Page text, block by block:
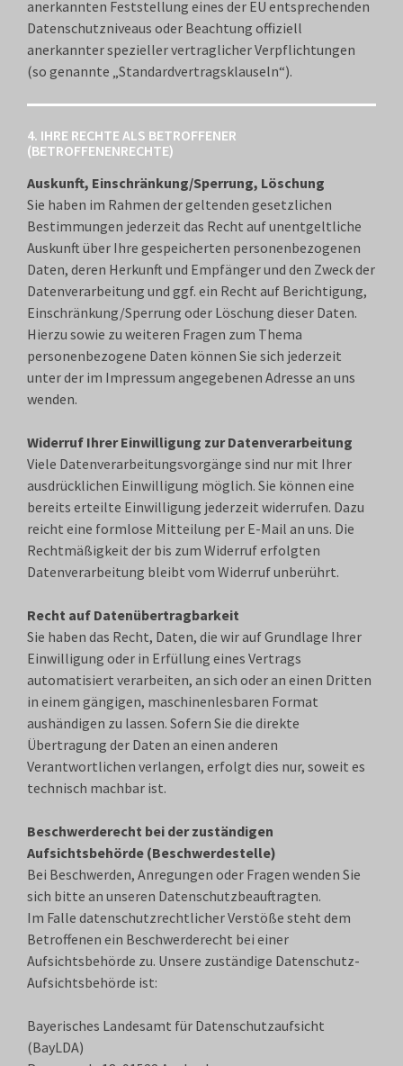
anerkannten Feststellung eines der EU entsprechenden
Datenschutzniveaus oder Beachtung offiziell
anerkannter spezieller vertraglicher Verpflichtungen
(so genannte „Standardvertragsklauseln“).
4. IHRE RECHTE ALS BETROFFENER
(BETROFFENENRECHTE)
Auskunft, Einschränkung/Sperrung, Löschung
Sie haben im Rahmen der geltenden gesetzlichen
Bestimmungen jederzeit das Recht auf unentgeltliche
Auskunft über Ihre gespeicherten personenbezogenen
Daten, deren Herkunft und Empfänger und den Zweck der
Datenverarbeitung und ggf. ein Recht auf Berichtigung,
Einschränkung/Sperrung oder Löschung dieser Daten.
Hierzu sowie zu weiteren Fragen zum Thema
personenbezogene Daten können Sie sich jederzeit
unter der im Impressum angegebenen Adresse an uns
wenden.
Widerruf Ihrer Einwilligung zur Datenverarbeitung
Viele Datenverarbeitungsvorgänge sind nur mit Ihrer
ausdrücklichen Einwilligung möglich. Sie können eine
bereits erteilte Einwilligung jederzeit widerrufen. Dazu
reicht eine formlose Mitteilung per E-Mail an uns. Die
Rechtmäßigkeit der bis zum Widerruf erfolgten
Datenverarbeitung bleibt vom Widerruf unberührt.
Recht auf Datenübertragbarkeit
Sie haben das Recht, Daten, die wir auf Grundlage Ihrer
Einwilligung oder in Erfüllung eines Vertrags
automatisiert verarbeiten, an sich oder an einen Dritten
in einem gängigen, maschinenlesbaren Format
aushändigen zu lassen. Sofern Sie die direkte
Übertragung der Daten an einen anderen
Verantwortlichen verlangen, erfolgt dies nur, soweit es
technisch machbar ist.
Beschwerderecht bei der zuständigen
Aufsichtsbehörde (Beschwerdestelle)
Bei Beschwerden, Anregungen oder Fragen wenden Sie
sich bitte an unseren Datenschutzbeauftragten.
Im Falle datenschutzrechtlicher Verstöße steht dem
Betroffenen ein Beschwerderecht bei einer
Aufsichtsbehörde zu. Unsere zuständige Datenschutz-
Aufsichtsbehörde ist:
Bayerisches Landesamt für Datenschutzaufsicht
(BayLDA)